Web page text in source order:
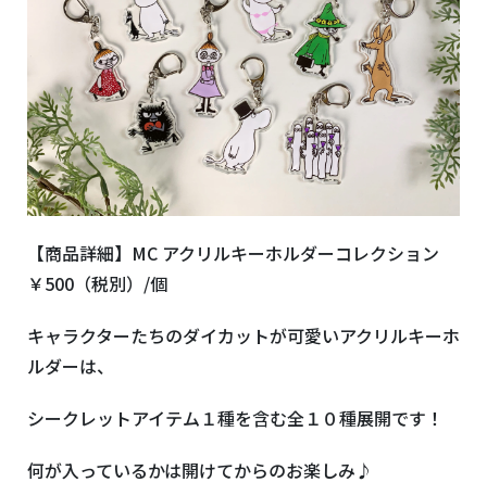
【商品詳細】MC アクリルキーホルダーコレクション
￥500（税別）/個
キャラクターたちのダイカットが可愛いアクリルキーホ
ルダーは、
シークレットアイテム１種を含む全１０種展開です！
何が入っているかは開けてからのお楽しみ♪